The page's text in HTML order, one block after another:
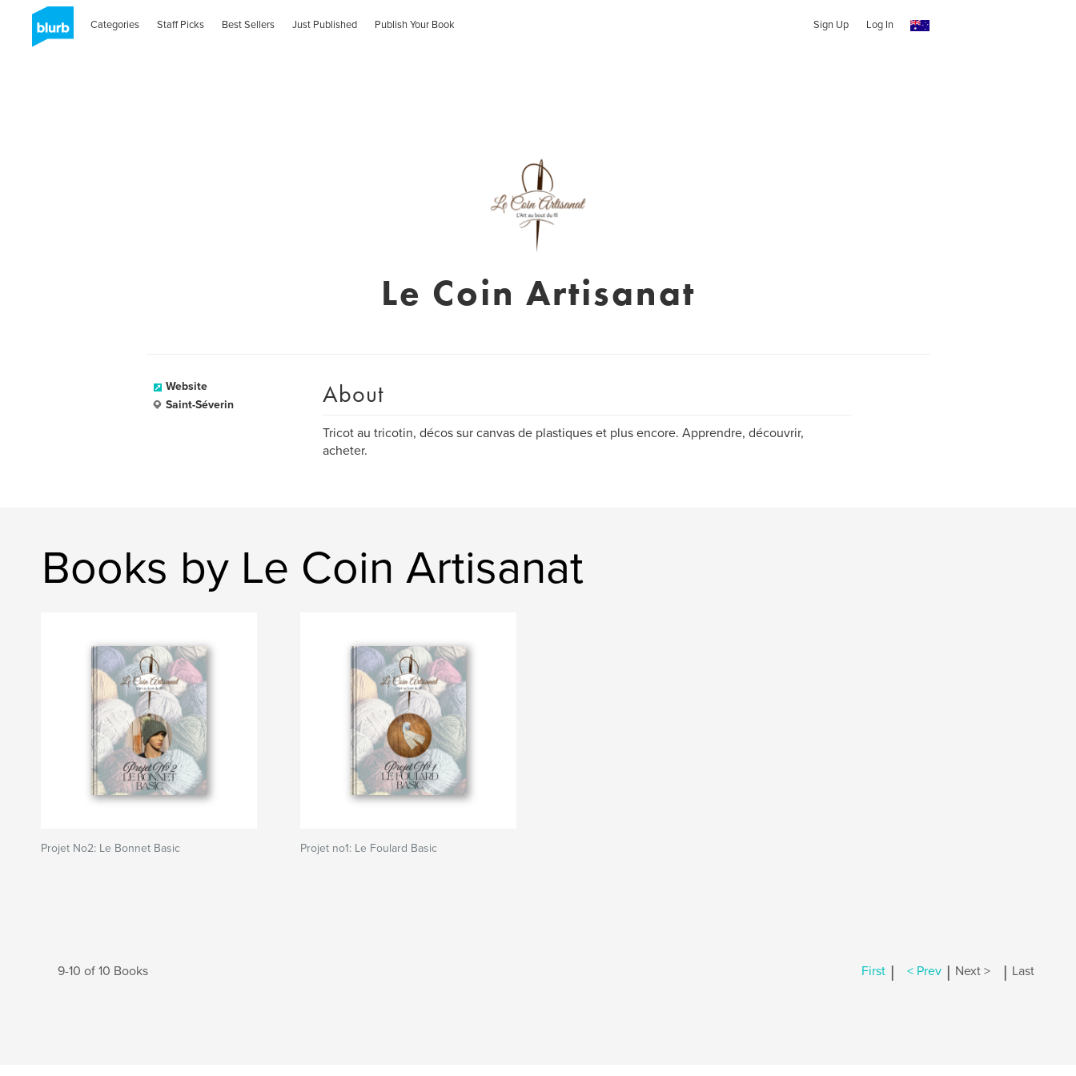
Categories Staff Picks Best Sellers Just Published Publish Your Book Sign Up Log In
Le Coin Artisanat
Website
Saint-Séverin
About
Tricot au tricotin, décos sur canvas de plastiques et plus encore. Apprendre, découvrir,
acheter.
Books by Le Coin Artisanat
Projet No2: Le Bonnet Basic Projet no1: Le Foulard Basic
9-10 of 10 Books First | < Prev | Next > | Last